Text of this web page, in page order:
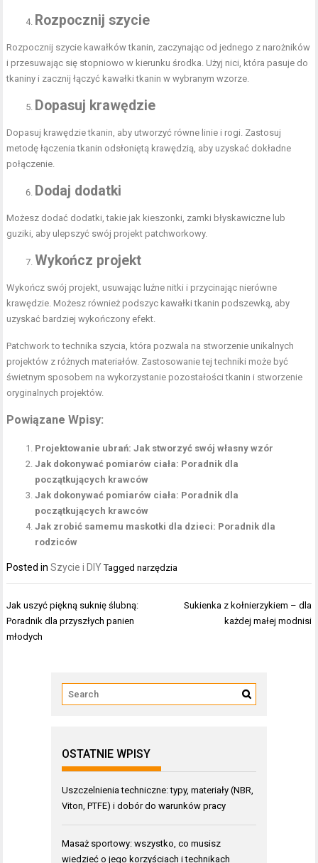
Rozpocznij szycie
Rozpocznij szycie kawałków tkanin, zaczynając od jednego z narożników
i przesuwając się stopniowo w kierunku środka. Użyj nici, która pasuje do
tkaniny i zacznij łączyć kawałki tkanin w wybranym wzorze.
Dopasuj krawędzie
Dopasuj krawędzie tkanin, aby utworzyć równe linie i rogi. Zastosuj
metodę łączenia tkanin odsłoniętą krawędzią, aby uzyskać dokładne
połączenie.
Dodaj dodatki
Możesz dodać dodatki, takie jak kieszonki, zamki błyskawiczne lub
guziki, aby ulepszyć swój projekt patchworkowy.
Wykończ projekt
Wykończ swój projekt, usuwając luźne nitki i przycinając nierówne
krawędzie. Możesz również podszyc kawałki tkanin podszewką, aby
uzyskać bardziej wykończony efekt.
Patchwork to technika szycia, która pozwala na stworzenie unikalnych
projektów z różnych materiałów. Zastosowanie tej techniki może być
świetnym sposobem na wykorzystanie pozostałości tkanin i stworzenie
oryginalnych projektów.
Powiązane Wpisy:
Projektowanie ubrań: Jak stworzyć swój własny wzór
Jak dokonywać pomiarów ciała: Poradnik dla
początkujących krawców
Jak dokonywać pomiarów ciała: Poradnik dla
początkujących krawców
Jak zrobić samemu maskotki dla dzieci: Poradnik dla
rodziców
Posted inSzycie i DIY Taggednarzędzia
Nawigacja
wpisu
Jak uszyć piękną suknię ślubną:
Poradnik dla przyszłych panien
młodych
Sukienka z kołnierzykiem – dla
każdej małej modnisi
OSTATNIE WPISY
Uszczelnienia techniczne: typy, materiały (NBR,
Viton, PTFE) i dobór do warunków pracy
Masaż sportowy: wszystko, co musisz
wiedzieć o jego korzyściach i technikach